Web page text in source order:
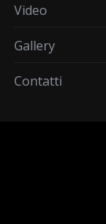
Video
Gallery
Contatti